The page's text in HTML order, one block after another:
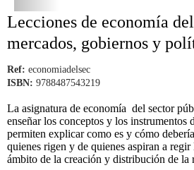
Lecciones de economía
mercados, gobiernos y
Ref: economiadelsec
ISBN: 9788487543219
La asignatura de economía del sector
enseñar los conceptos y los instrumentos
permiten explicar como es y cómo
quienes rigen y de quienes aspiran a
ámbito de la creación y distribución de la